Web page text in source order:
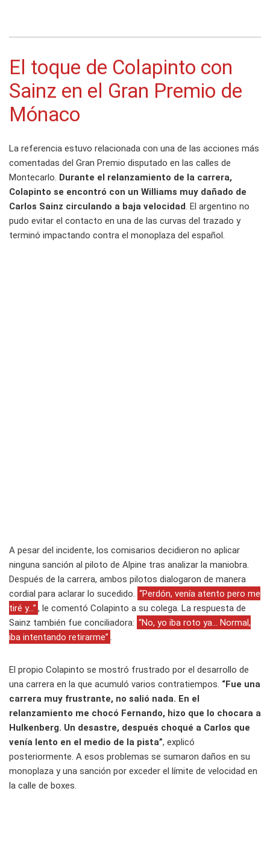
El toque de Colapinto con
Sainz en el Gran Premio de
Mónaco
La referencia estuvo relacionada con una de las acciones más
comentadas del Gran Premio disputado en las calles de
Montecarlo. Durante el relanzamiento de la carrera,
Colapinto se encontró con un Williams muy dañado de
Carlos Sainz circulando a baja velocidad. El argentino no
pudo evitar el contacto en una de las curvas del trazado y
terminó impactando contra el monoplaza del español.
A pesar del incidente, los comisarios decidieron no aplicar
ninguna sanción al piloto de Alpine tras analizar la maniobra.
Después de la carrera, ambos pilotos dialogaron de manera
cordial para aclarar lo sucedido. “Perdón, venía atento pero me
tiré y...” , le comentó Colapinto a su colega. La respuesta de
Sainz también fue conciliadora: “No, yo iba roto ya... Normal,
iba intentando retirarme” .
El propio Colapinto se mostró frustrado por el desarrollo de
una carrera en la que acumuló varios contratiempos. “Fue una
carrera muy frustrante, no salió nada. En el
relanzamiento me chocó Fernando, hizo que lo chocara a
Hulkenberg. Un desastre, después choqué a Carlos que
venía lento en el medio de la pista”, explicó
posteriormente. A esos problemas se sumaron daños en su
monoplaza y una sanción por exceder el límite de velocidad en
la calle de boxes.